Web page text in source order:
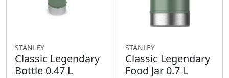
STANLEY
Classic Legendary
Bottle 0.47 L
STANLEY
Classic Legendary
Food Jar 0.7 L